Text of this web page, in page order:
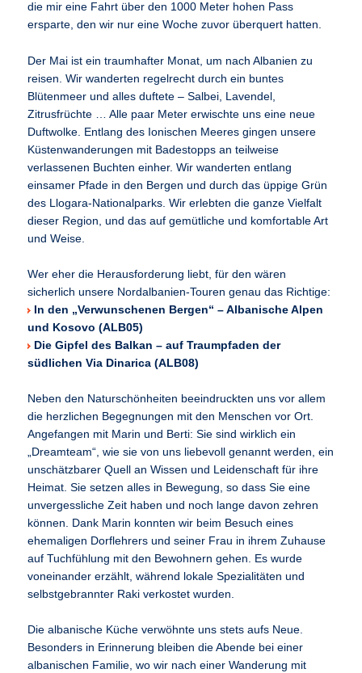
die mir eine Fahrt über den 1000 Meter hohen Pass
ersparte, den wir nur eine Woche zuvor überquert hatten.
Der Mai ist ein traumhafter Monat, um nach Albanien zu
reisen. Wir wanderten regelrecht durch ein buntes
Blütenmeer und alles duftete – Salbei, Lavendel,
Zitrusfrüchte … Alle paar Meter erwischte uns eine neue
Duftwolke. Entlang des Ionischen Meeres gingen unsere
Küstenwanderungen mit Badestopps an teilweise
verlassenen Buchten einher. Wir wanderten entlang
einsamer Pfade in den Bergen und durch das üppige Grün
des Llogara-Nationalparks. Wir erlebten die ganze Vielfalt
dieser Region, und das auf gemütliche und komfortable Art
und Weise.
Wer eher die Herausforderung liebt, für den wären
sicherlich unsere Nordalbanien-Touren genau das Richtige:
In den „Verwunschenen Bergen“ – Albanische Alpen
und Kosovo (ALB05)
Die Gipfel des Balkan – auf Traumpfaden der
südlichen Via Dinarica (ALB08)
Neben den Naturschönheiten beeindruckten uns vor allem
die herzlichen Begegnungen mit den Menschen vor Ort.
Angefangen mit Marin und Berti: Sie sind wirklich ein
„Dreamteam“, wie sie von uns liebevoll genannt werden, ein
unschätzbarer Quell an Wissen und Leidenschaft für ihre
Heimat. Sie setzen alles in Bewegung, so dass Sie eine
unvergessliche Zeit haben und noch lange davon zehren
können. Dank Marin konnten wir beim Besuch eines
ehemaligen Dorflehrers und seiner Frau in ihrem Zuhause
auf Tuchfühlung mit den Bewohnern gehen. Es wurde
voneinander erzählt, während lokale Spezialitäten und
selbstgebrannter Raki verkostet wurden.
Die albanische Küche verwöhnte uns stets aufs Neue.
Besonders in Erinnerung bleiben die Abende bei einer
albanischen Familie, wo wir nach einer Wanderung mit